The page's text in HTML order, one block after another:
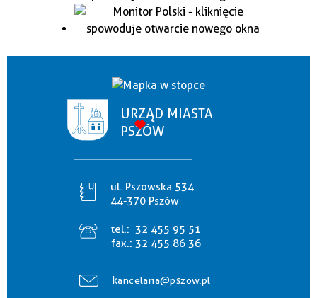
URZĄD MIASTA
PSZÓW
ul. Pszowska 534
44-370 Pszów
tel.: 32 455 95 51
fax.: 32 455 86 36
kancelaria@pszow.pl